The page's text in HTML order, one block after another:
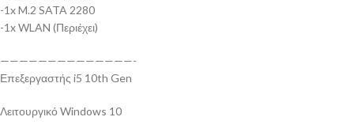
-1x M.2 SATA 2280
-1x WLAN (Περιέχει)
——————————————-
Επεξεργαστής i5 10th Gen
Λειτουργικό Windows 10